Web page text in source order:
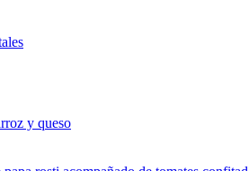
y queso